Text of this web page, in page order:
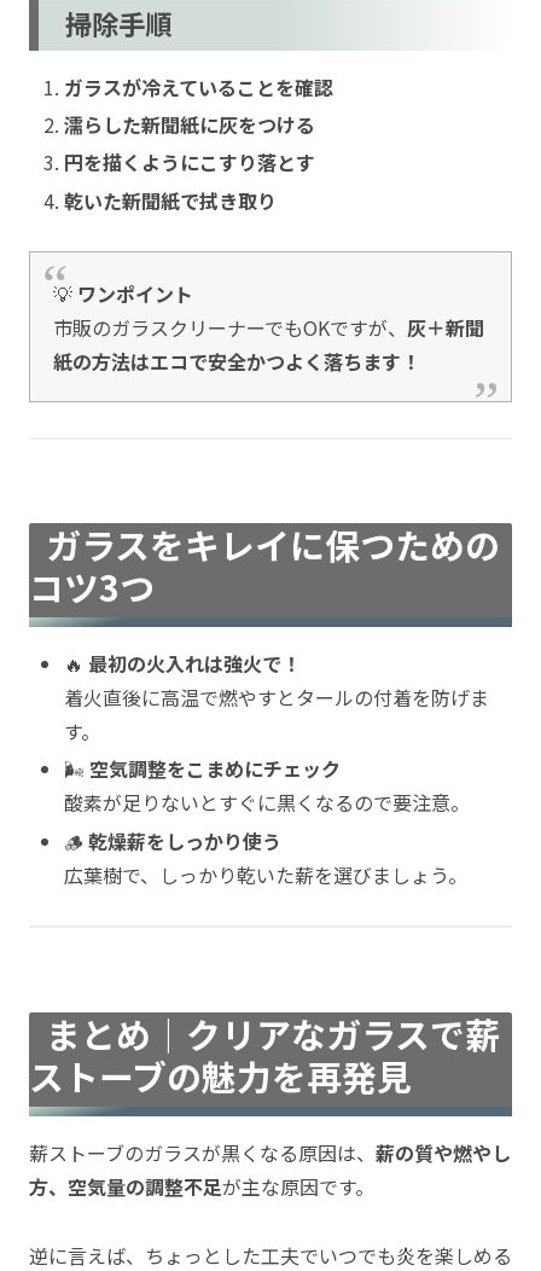
掃除手順
ガラスが冷えていることを確認
濡らした新聞紙に灰をつける
円を描くようにこすり落とす
乾いた新聞紙で拭き取り
💡 ワンポイント
市販のガラスクリーナーでもOKですが、 灰＋新聞
紙の方法はエコで安全かつよく落ちます！
ガラスをキレイに保つための
コツ3つ
🔥 最初の火入れは強火で！
着火直後に高温で燃やすとタールの付着を防げま
す。
🌬 空気調整をこまめにチェック
酸素が足りないとすぐに黒くなるので要注意。
🪵乾燥薪をしっかり使う
広葉樹で、しっかり乾いた薪を選びましょう。
まとめ｜クリアなガラスで薪
ストーブの魅力を再発見
薪ストーブのガラスが黒くなる原因は、 薪の質や燃やし
方、空気量の調整不足が主な原因です。
逆に言えば、ちょっとした工夫でいつでも炎を楽しめる